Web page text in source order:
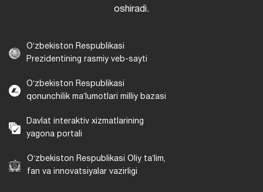
oshiradi.
Oʻzbekiston Respublikasi
Prezidentining rasmiy veb-sayti
Oʻzbekiston Respublikasi
qonunchilik maʼlumotlari milliy bazasi
Davlat interaktiv xizmatlarining
yagona portali
Oʻzbekiston Respublikasi Oliy taʼlim,
fan va innovatsiyalar vazirligi